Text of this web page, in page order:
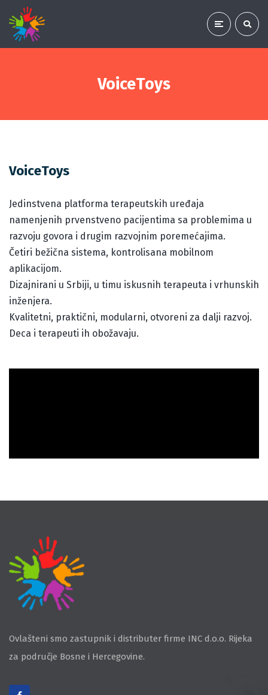
VoiceToys
VoiceToys
Jedinstvena platforma terapeutskih uređaja
namenjenih prvenstveno pacijentima sa problemima u
razvoju govora i drugim razvojnim poremećajima.
Četiri bežična sistema, kontrolisana mobilnom
aplikacijom.
Dizajnirani u Srbiji, u timu iskusnih terapeuta i vrhunskih
inženjera.
Kvalitetni, praktični, modularni, otvoreni za dalji razvoj.
Deca i terapeuti ih obožavaju.
Ovlašteni smo zastupnik i distributer firme INC d.o.o. Rijeka
za područje Bosne i Hercegovine.